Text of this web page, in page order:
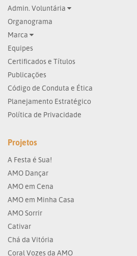
Admin. Voluntária
Organograma
Marca
Equipes
Certificados e Títulos
Publicações
Código de Conduta e Ética
Planejamento Estratégico
Política de Privacidade
Projetos
A Festa é Sua!
AMO Dançar
AMO em Cena
AMO em Minha Casa
AMO Sorrir
Cativar
Chá da Vitória
Coral Vozes da AMO